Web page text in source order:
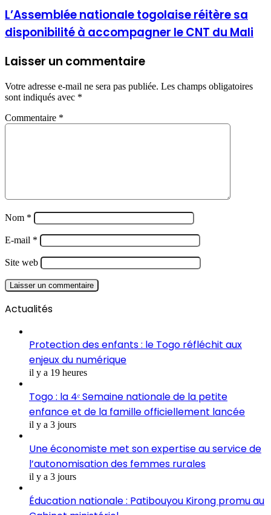
L’Assemblée nationale togolaise réitère sa
disponibilité à accompagner le CNT du Mali
Laisser un commentaire
Votre adresse e-mail ne sera pas publiée. Les champs obligatoires
sont indiqués avec *
Commentaire *
Nom *
E-mail *
Site web
Actualités
Protection des enfants : le Togo réfléchit aux
enjeux du numérique
il y a 19 heures
Togo : la 4ᵉ Semaine nationale de la petite
enfance et de la famille officiellement lancée
il y a 3 jours
Une économiste met son expertise au service de
l’autonomisation des femmes rurales
il y a 3 jours
Éducation nationale : Patibouyou Kirong promu au